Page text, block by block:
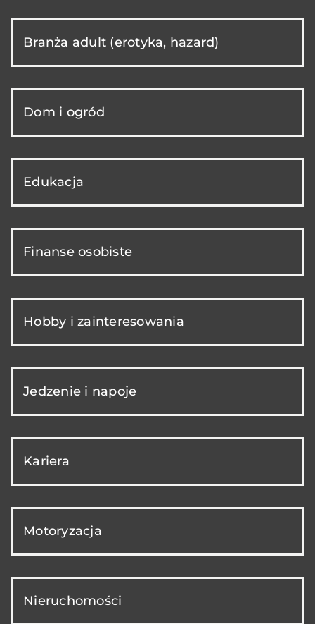
Branża adult (erotyka, hazard)
Dom i ogród
Edukacja
Finanse osobiste
Hobby i zainteresowania
Jedzenie i napoje
Kariera
Motoryzacja
Nieruchomości